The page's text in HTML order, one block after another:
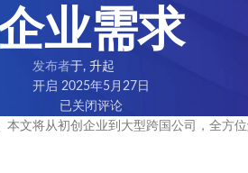
业需求
发布者于, 升起
开启 2025年5月27日
已关闭评论
文将从初创企业到大型跨国公司，全方